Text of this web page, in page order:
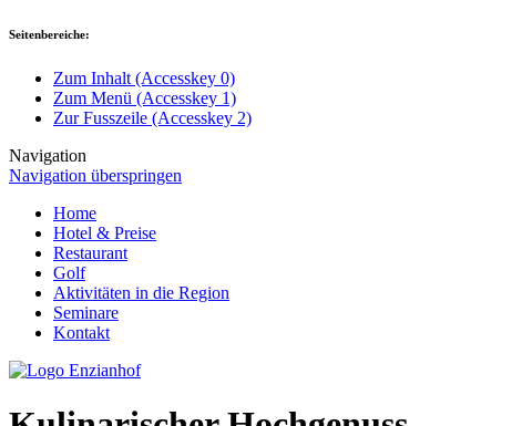
Seitenbereiche:
Zum Inhalt (Accesskey 0)
Zum Menü (Accesskey 1)
Zur Fusszeile (Accesskey 2)
Navigation
Navigation überspringen
Home
Hotel & Preise
Restaurant
Golf
Aktivitäten in die Region
Seminare
Kontakt